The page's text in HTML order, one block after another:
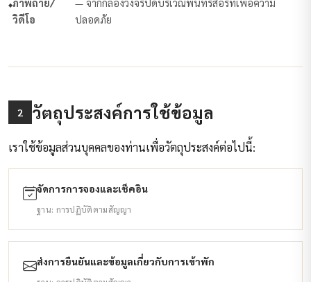
วิดีโอ
ปลอดภัย
2 วัตถุประสงค์การใช้ข้อมูล
เราใช้ข้อมูลส่วนบุคคลของท่านเพื่อวัตถุประสงค์ต่อไปนี้:
จัดการการจองและเช็คอิน
ฐาน: การปฏิบัติตามสัญญา
ส่งการยืนยันและข้อมูลเกี่ยวกับการเข้าพัก